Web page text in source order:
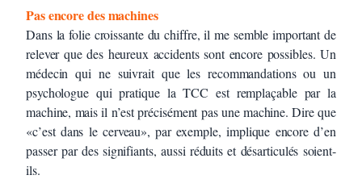
Pas encore des machines
Dans la folie croissante du chiffre, il me semble important de
relever que des heureux accidents sont encore possibles. Un
médecin qui ne suivrait que les recommandations ou un
psychologue qui pratique la TCC est remplaçable par la
machine, mais il n’est précisément pas une machine. Dire que
«c’est dans le cerveau», par exemple, implique encore d’en
passer par des signifiants, aussi réduits et désarticulés soient-
ils.